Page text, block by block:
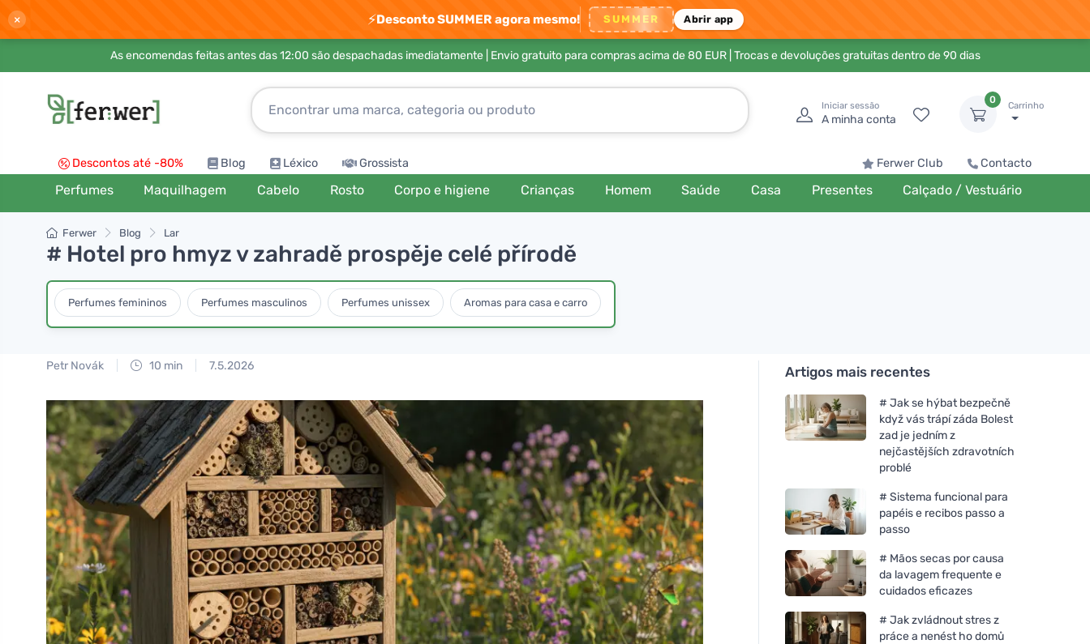
× ⚡Desconto SUMMER agora mesmo! SUMMER Abrir app
As encomendas feitas antes das 12:00 são despachadas imediatamente | Envio gratuito para compras acima de 80 EUR| Trocas e devoluções gratuitas dentro de 90 dias
Iniciar sessão
A minha conta
0
Carrinho
Descontos até -80% Blog Léxico Grossista Ferwer Club Contacto
Perfumes Maquilhagem Cabelo Rosto Corpo e higiene Crianças Homem Saúde Casa Presentes Calçado / Vestuário
Ferwer Blog Lar
# Hotel pro hmyz v zahradě prospěje celé přírodě
Perfumes femininos Perfumes masculinos Perfumes unissex Aromas para casa e carro
Petr Novák 10 min 7.5.2026 Artigos mais recentes
# Jak se hýbat bezpečně
když vás trápí záda Bolest
zad je jedním z
nejčastějších zdravotních
problé
# Sistema funcional para
papéis e recibos passo a
passo
# Mãos secas por causa
da lavagem frequente e
cuidados eficazes
# Jak zvládnout stres z
práce a nenést ho domů